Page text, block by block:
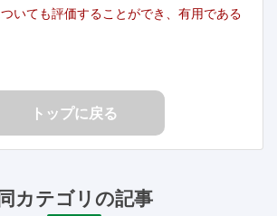
いても評価することができ、有用である
トップに戻る
カテゴリの記事